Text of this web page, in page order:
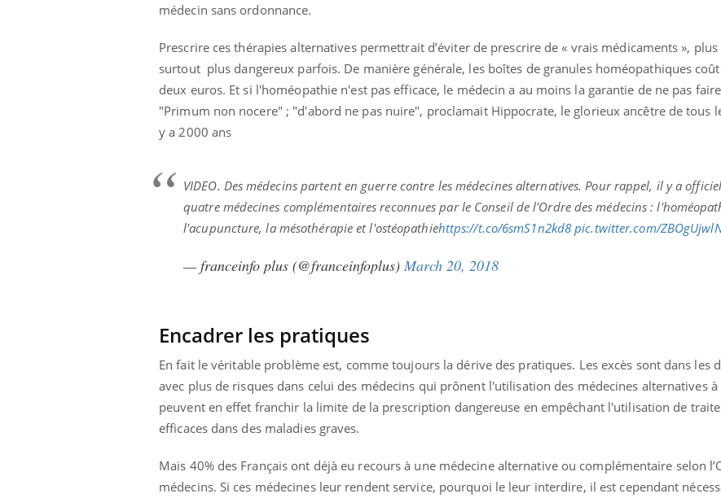
médecin sans ordonnance.
Prescrire ces thérapies alternatives permettrait d’éviter de prescrire de « vrais médicaments »,
surtout plus dangereux parfois. De manière générale, les boîtes de granules homéopathiques
deux euros. Et si l'homéopathie n'est pas efficace, le médecin a au moins la garantie de ne pas
"Primum non nocere" ; "d'abord ne pas nuire", proclamait Hippocrate, le glorieux ancêtre de tous
y a 2000 ans
VIDEO. Des médecins partent en guerre contre les médecines alternatives. Pour rappel, il y a
quatre médecines complémentaires reconnues par le Conseil de l'Ordre des médecins :
l'acupuncture, la mésothérapie et l'ostéopathiehttps://t.co/6smS1n2kd8 pic.twitter.com/
— franceinfo plus (@franceinfoplus) March 20, 2018
Encadrer les pratiques
En fait le véritable problème est, comme toujours la dérive des pratiques. Les excès sont dans les
avec plus de risques dans celui des médecins qui prônent l'utilisation des médecines alternatives
peuvent en effet franchir la limite de la prescription dangereuse en empêchant l'utilisation de
efficaces dans des maladies graves.
Mais 40% des Français ont déjà eu recours à une médecine alternative ou complémentaire selon
médecins. Si ces médecines leur rendent service, pourquoi le leur interdire, il est cependant